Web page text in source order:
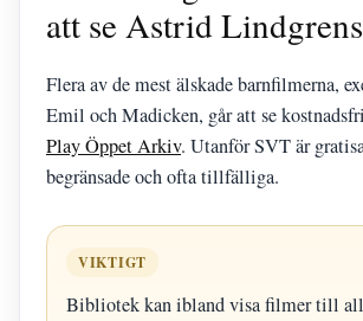
att se Astrid
Flera av de mest älskade barnfilmerna,
Emil och Madicken, går att se
Play Öppet Arkiv. Utanför SVT är
begränsade och ofta tillfälliga.
VIKTIGT
Bibliotek kan ibland visa filmer till